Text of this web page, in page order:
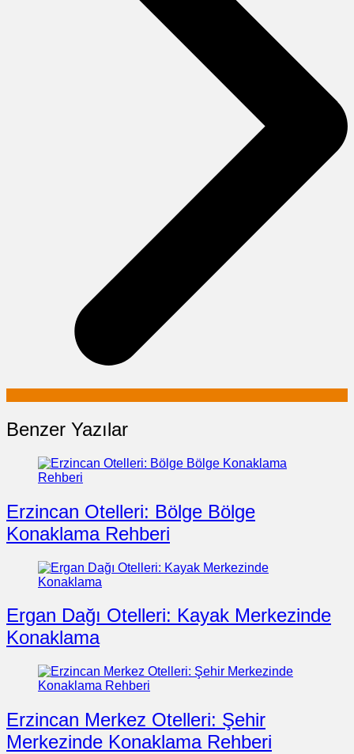
Benzer Yazılar
Erzincan Otelleri: Bölge Bölge
Konaklama Rehberi
Ergan Dağı Otelleri: Kayak Merkezinde
Konaklama
Erzincan Merkez Otelleri: Şehir
Merkezinde Konaklama Rehberi